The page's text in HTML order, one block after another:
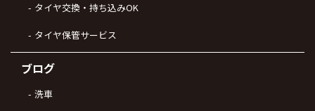
タイヤ交換・持ち込みOK
タイヤ保管サービス
ブログ
洗車